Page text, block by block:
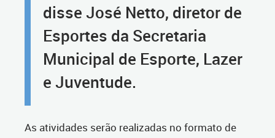
disse José Netto, diretor de
Esportes da Secretaria
Municipal de Esporte, Lazer
e Juventude.
As atividades serão realizadas no formato de